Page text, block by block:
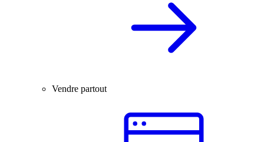
Vendre partout